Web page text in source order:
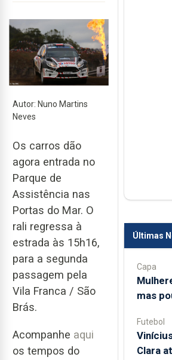
Autor: Nuno Martins
Neves
Os carros dão
agora entrada no
Parque de
Assistência nas
Portas do Mar. O
rali regressa à
estrada às 15h16,
para a segunda
passagem pela
Vila Franca / São
Brás.
Acompanhe aqui
os tempos do
Últimas
Capa
mas
Futebol
Clara